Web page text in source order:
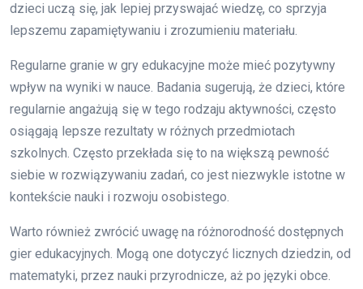
dzieci uczą się, jak lepiej przyswajać wiedzę, co sprzyja
lepszemu zapamiętywaniu i zrozumieniu materiału.
Regularne granie w gry edukacyjne może mieć pozytywny
wpływ na wyniki w nauce. Badania sugerują, że dzieci, które
regularnie angażują się w tego rodzaju aktywności, często
osiągają lepsze rezultaty w różnych przedmiotach
szkolnych. Często przekłada się to na większą pewność
siebie w rozwiązywaniu zadań, co jest niezwykle istotne w
kontekście nauki i rozwoju osobistego.
Warto również zwrócić uwagę na różnorodność dostępnych
gier edukacyjnych. Mogą one dotyczyć licznych dziedzin, od
matematyki, przez nauki przyrodnicze, aż po języki obce.